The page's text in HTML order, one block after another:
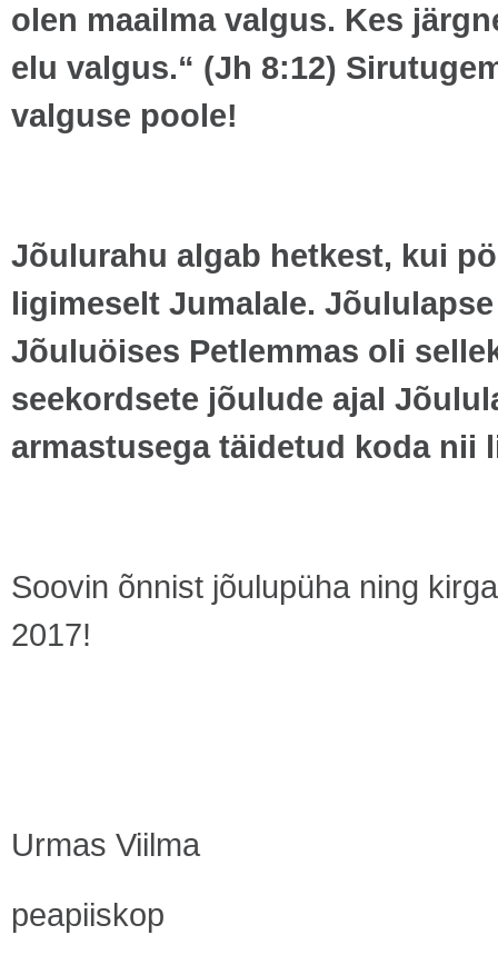
olen maailma valgus. Kes
elu valgus.“ (Jh 8:12)
valguse poole!
Jõulurahu algab hetkest, kui
ligimeselt Jumalale.
Jõuluöises Petlemmas oli
seekordsete jõulude ajal
armastusega täidetud koda nii
Soovin õnnist jõulupüha ning
2017!
Urmas Viilma
peapiiskop